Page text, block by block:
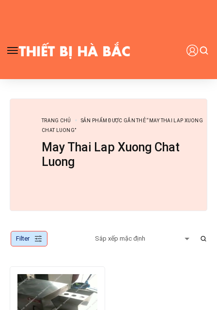
TRANG CHỦ
SẢN PHẨM ĐƯỢC GẮN THẺ “MAY THAI LAP XUONG
CHAT LUONG”
May Thai Lap Xuong Chat
Luong
Filter